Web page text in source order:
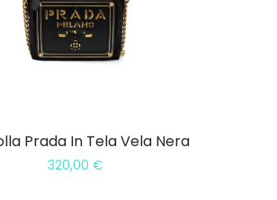
Prada In Tela Vela Nera
320,00 €